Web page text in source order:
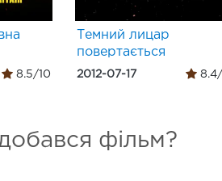
8.5/10
Темний лицар
повертається
2012-07-17 8.4/
фільм?